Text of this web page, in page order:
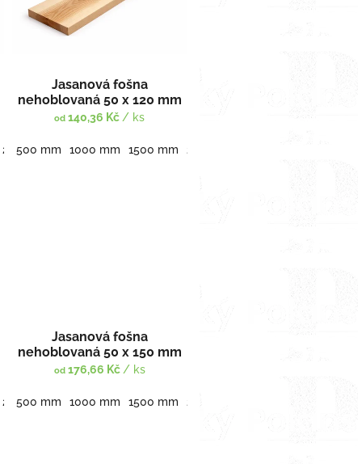
3500 mm
2000 mm 2500 mm 3000 mm 3500 mm
Jasanová fošna
nehoblovaná 50 x 120 mm
od 140,36 Kč / ks
500 mm 1000 mm 1500 mm 2000 mm
3500 mm
2000 mm 2500 mm 3000 mm 3500 mm
Jasanová fošna
nehoblovaná 50 x 150 mm
od176,66 Kč / ks
500 mm 1000 mm 1500 mm 2000 mm